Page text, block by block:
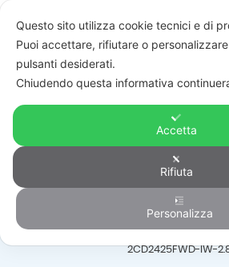
HOME/PRODOTTI/
2CD2425FWD-IW-
Questo sito utilizza cookie tecnici e di
Puoi accettare, rifiutare o
pulsanti desiderati.
Chiudendo questa informativa
Accetta
Rifiuta
Personalizza